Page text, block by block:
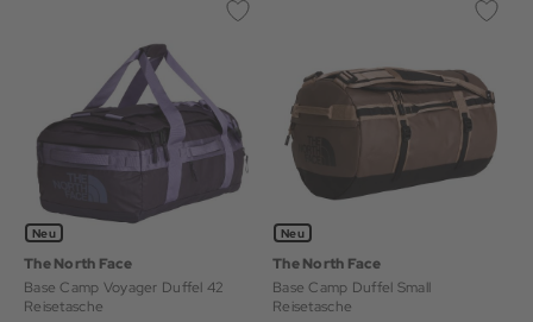
Neu
The North Face
Base Camp Voyager Duffel 42
Reisetasche
Neu
The North Face
Base Camp Duffel Small
Reisetasche